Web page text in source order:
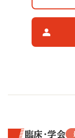
臨床・学会